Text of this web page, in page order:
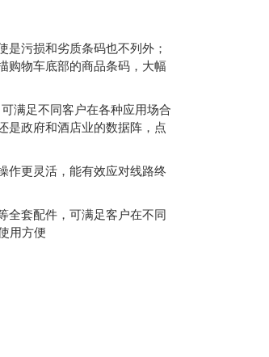
污损和劣质条码也不列外；
购物车底部的商品条码，大幅
满足不同客户在各种应用场合
是政府和酒店业的数据阵，点
作更灵活，能有效应对线路终
全套配件，可满足客户在不同
用方便